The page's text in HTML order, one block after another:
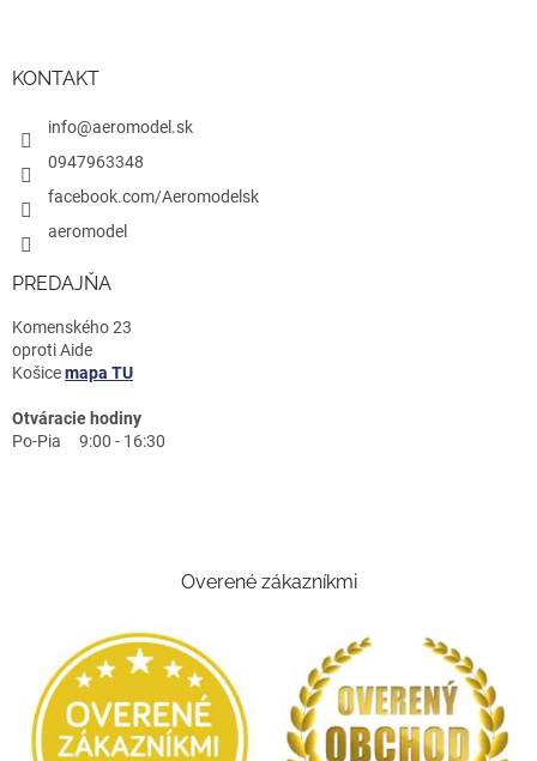
KONTAKT
info@aeromodel.sk
0947963348
facebook.com/Aeromodelsk
aeromodel
PREDAJŇA
Komenského 23
oproti Aide
Košicemapa TU
Otváracie hodiny
Po-Pia 9:00 - 16:30
Overené zákazníkmi